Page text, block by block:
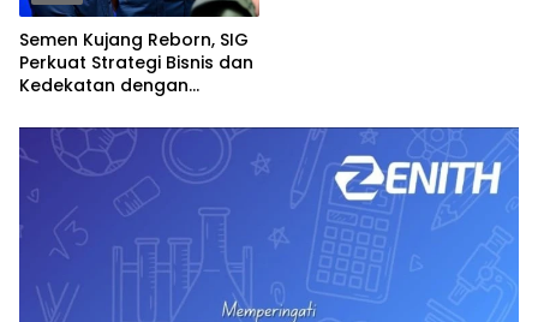
Semen Kujang Reborn, SIG
Perkuat Strategi Bisnis dan
Kedekatan dengan